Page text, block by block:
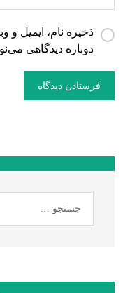
ذخیره نام، ایمیل
دوباره دیدگاهی